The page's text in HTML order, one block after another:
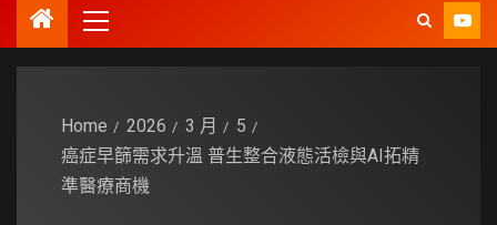
Home 2026 3 月
5
癌症早篩需求升溫 普生整合液態活檢與AI拓精
準醫療商機